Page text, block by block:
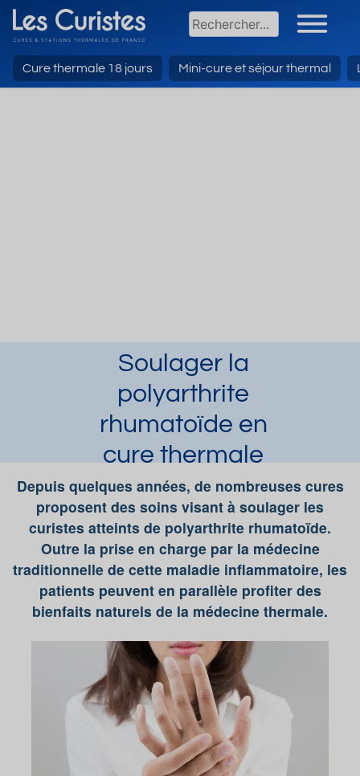
Cure thermale 18 jours Mini-cure et séjour thermal
Soulager la
polyarthrite
rhumatoïde en
cure thermale
Article publié parClairele 20/08/2020 et mis
à jour le 12/08/2021
Polyarthrite Rhumatoide
Demander une documentation
Depuis quelques années, de nombreuses cures
proposent des soins visant à soulager les
curistes atteints de polyarthrite rhumatoïde.
Outre la prise en charge par la médecine
traditionnelle de cette maladie inflammatoire, les
patients peuvent en parallèle profiter des
bienfaits naturels de la médecine thermale.